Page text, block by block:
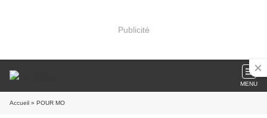
Publicité
MENU
Accueil » POUR MO